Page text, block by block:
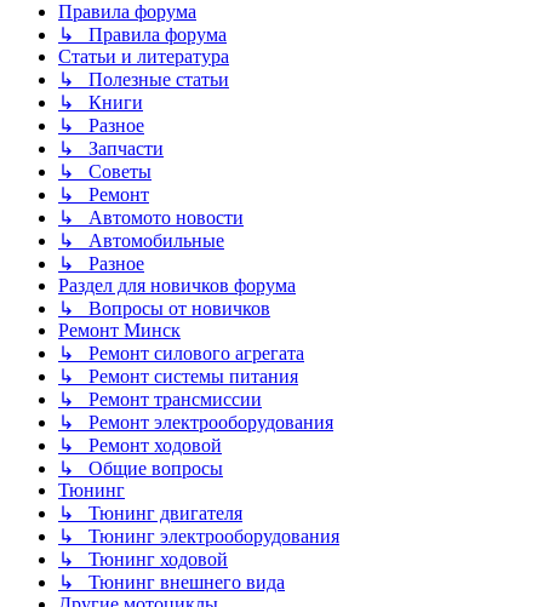
Правила форума
↳ Правила форума
Статьи и литература
↳ Полезные статьи
↳ Книги
↳ Разное
↳ Запчасти
↳ Советы
↳ Ремонт
↳ Автомото новости
↳ Автомобильные
↳ Разное
Раздел для новичков форума
↳ Вопросы от новичков
Ремонт Минск
↳ Ремонт силового агрегата
↳ Ремонт системы питания
↳ Ремонт трансмиссии
↳ Ремонт электрооборудования
↳ Ремонт ходовой
↳ Общие вопросы
Тюнинг
↳ Тюнинг двигателя
↳ Тюнинг электрооборудования
↳ Тюнинг ходовой
↳ Тюнинг внешнего вида